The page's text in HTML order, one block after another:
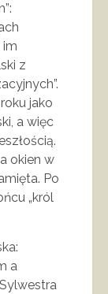
im
z
jako
a więc
okien w
Po
„król
a